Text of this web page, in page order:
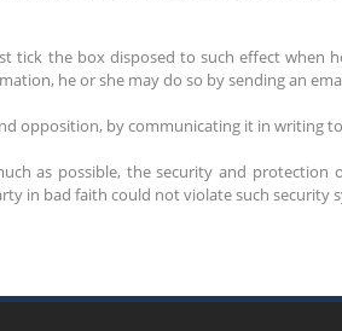
the box disposed to such effect when
he or she may do so by sending an
opposition, by communicating it in writing
as possible, the security and
in bad faith could not violate such security